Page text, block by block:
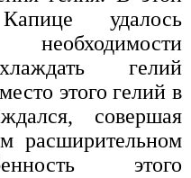
удалось
гелий
этого гелий в
совершая
расширительном
этого